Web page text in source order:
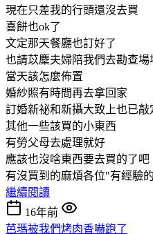
現在只差我的行頭還沒去買
喜餅也ok了
文定那天餐廳也訂好了
也請苡麇夫婦陪我們去勘查場
當天該怎麼佈置
婚紗照有時間再去拿回家
訂婚新祕和新攝大致上也已敲
其他一些該買的小東西
有勞父母去處理就好
應該也沒啥東西要去買的了吧
有沒買到的麻煩各位"有經驗
繼續閱讀
16年前
芭瑪被我們烤肉香嚇跑了